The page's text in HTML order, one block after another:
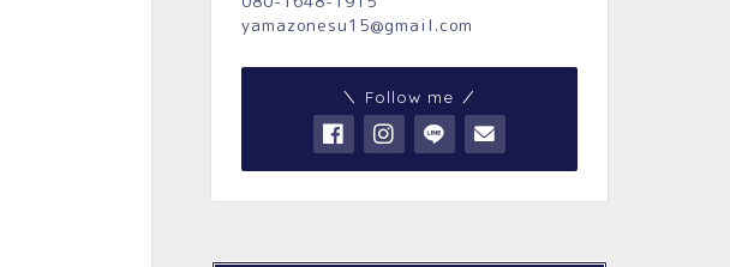
yamazonesu15@gmail.com
＼ Follow me ／